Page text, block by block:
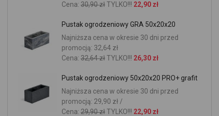
Cena: 30,90 złTYLKO!!! 22,90 zł
Pustak ogrodzeniowy GRA 50x20x20
Najniższa cena w okresie 30 dni przed
promocją: 32,64 zł
Cena: 32,64 złTYLKO!!! 26,30 zł
Pustak ogrodzeniowy 50x20x20 PRO+ grafit
Najniższa cena w okresie 30 dni przed
promocją: 29,90 zł /
Cena: 29,90 złTYLKO!!! 22,90 zł